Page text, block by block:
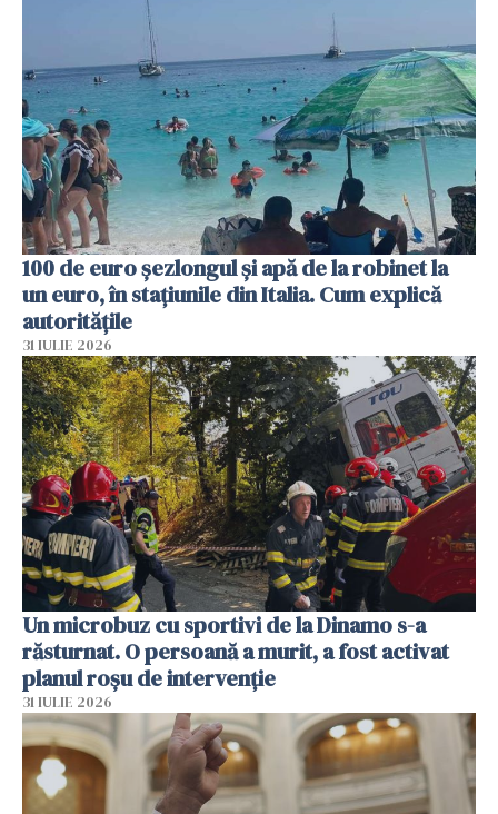
100 de euro șezlongul și apă de la robinet la
un euro, în stațiunile din Italia. Cum explică
autoritățile
31 IULIE 2026
Un microbuz cu sportivi de la Dinamo s-a
răsturnat. O persoană a murit, a fost activat
planul roșu de intervenție
31 IULIE 2026